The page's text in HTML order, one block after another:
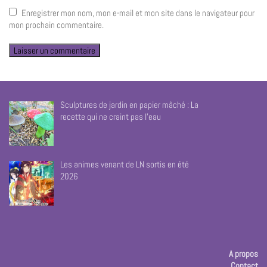
Enregistrer mon nom, mon e-mail et mon site dans le navigateur pour
mon prochain commentaire.
Sculptures de jardin en papier mâché : La
recette qui ne craint pas l’eau
Les animes venant de LN sortis en été
2026
A propos